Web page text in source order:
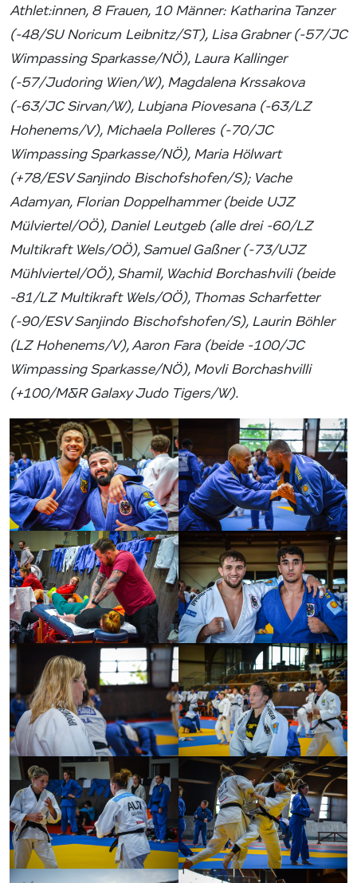
Athlet:innen, 8 Frauen, 10 Männer: Katharina Tanzer
(-48/SU Noricum Leibnitz/ST), Lisa Grabner (-57/JC
Wimpassing Sparkasse/NÖ), Laura Kallinger
(-57/Judoring Wien/W), Magdalena Krssakova
(-63/JC Sirvan/W), Lubjana Piovesana (-63/LZ
Hohenems/V), Michaela Polleres (-70/JC
Wimpassing Sparkasse/NÖ), Maria Hölwart
(+78/ESV Sanjindo Bischofshofen/S); Vache
Adamyan, Florian Doppelhammer (beide UJZ
Mülviertel/OÖ), Daniel Leutgeb (alle drei -60/LZ
Multikraft Wels/OÖ), Samuel Gaßner (-73/UJZ
Mühlviertel/OÖ), Shamil, Wachid Borchashvili (beide
-81/LZ Multikraft Wels/OÖ), Thomas Scharfetter
(-90/ESV Sanjindo Bischofshofen/S), Laurin Böhler
(LZ Hohenems/V), Aaron Fara (beide -100/JC
Wimpassing Sparkasse/NÖ), Movli Borchashvilli
(+100/M&R Galaxy Judo Tigers/W).